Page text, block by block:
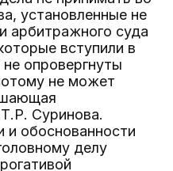
установленные не
арбитражного суда
вступили в
опровергнуты
не может
Суринова.
и обоснованности
делу